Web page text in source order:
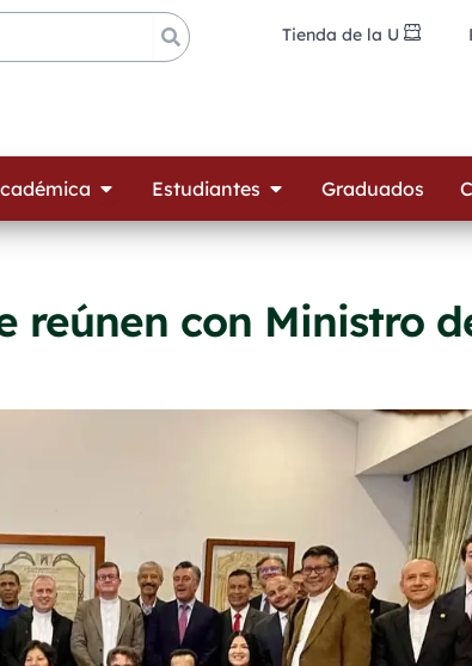
Tienda de la U
Open Oferta Académica
Estudiantes Open Estudiantes
Graduados
reúnen con Ministro